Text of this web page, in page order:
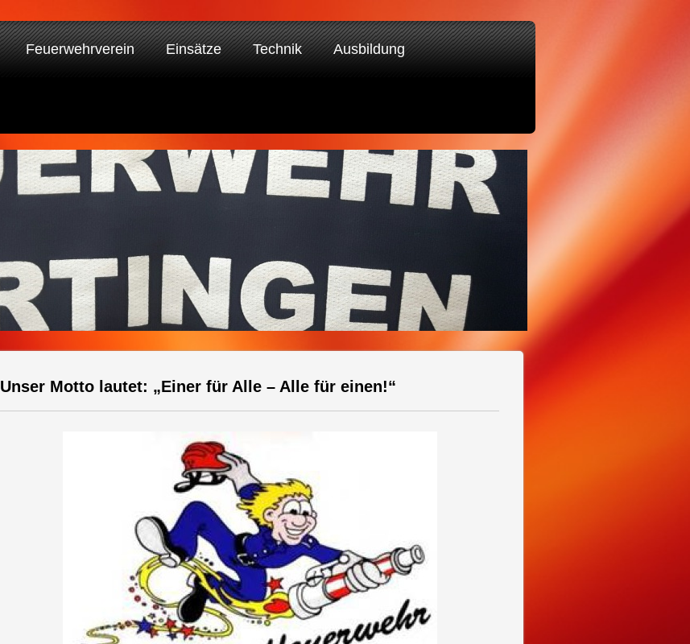
Feuerwehrverein Einsätze Technik Ausbildung
Unser Motto lautet: „Einer für Alle – Alle für einen!“